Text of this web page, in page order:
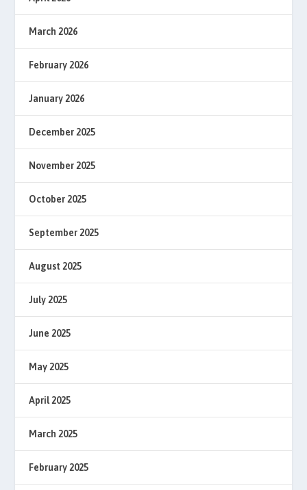
March 2026
February 2026
January 2026
December 2025
November 2025
October 2025
September 2025
August 2025
July 2025
June 2025
May 2025
April 2025
March 2025
February 2025